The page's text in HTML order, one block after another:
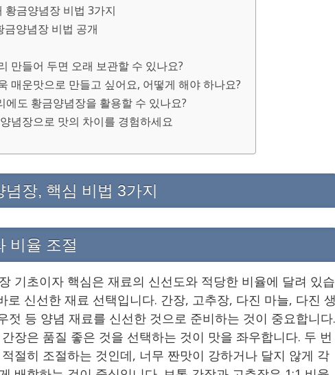
황금양념장 비법 3가지
금양념장 비법 공개
만들어 두면 오래 보관할 수 있나요?
매운맛으로 만들고 싶어요, 어떻게 해야 하나요?
에도 황금양념장을 활용할 수 있나요?
념장으로 맛의 차이를 경험하세요
장, 핵심 비법 3가지
비율 조절
기초이자 핵심은 재료의 신선도와 적당한 비율에 달려 있습
로 신선한 재료 선택입니다. 간장, 고추장, 다진 마늘, 다진 생
젓 등 양념 재료를 신선한 것으로 준비하는 것이 중요합니다.
장은 품질 좋은 것을 선택하는 것이 맛을 좌우합니다. 두 번
절히 조절하는 것인데, 너무 짠맛이 강하거나 달지 않게 각